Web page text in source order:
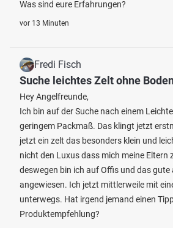
Was sind eure Erfahrungen?
vor 13 Minuten
Fredi Fisch
Suche leichtes Zelt ohne
Hey Angelfreunde,
Ich bin auf der Suche nach einem
geringem Packmaß. Das klingt jetzt
jetzt ein zelt das besonders klein und
nicht den Luxus dass mich meine Eltern
deswegen bin ich auf Offis und das gute
angewiesen. Ich jetzt mittlerweile mit
unterwegs. Hat irgend jemand einen
Produktempfehlung?